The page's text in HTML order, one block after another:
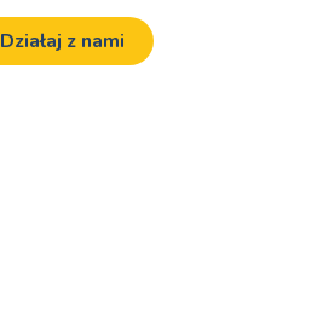
Działaj z nami